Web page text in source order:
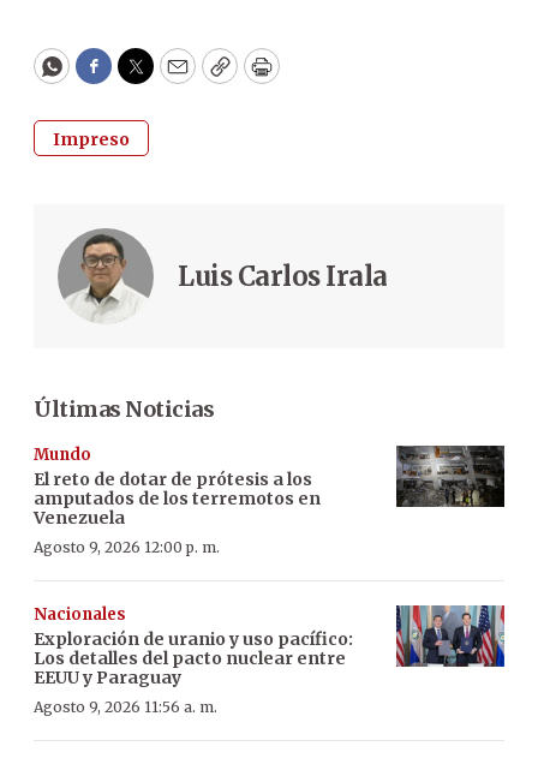
WhatsApp
Facebook
Twitter
EmailCopyPrint
Impreso
Luis Carlos Irala
Últimas Noticias
Mundo
El reto de dotar de prótesis a los
amputados de los terremotos en
Venezuela
Agosto 9, 2026 12:00 p. m.
Nacionales
Exploración de uranio y uso pacífico:
Los detalles del pacto nuclear entre
EEUU y Paraguay
Agosto 9, 2026 11:56 a. m.